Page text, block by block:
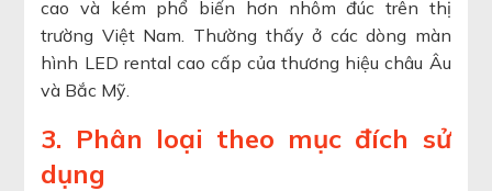
cao và kém phổ biến hơn nhôm đúc trên thị
trường Việt Nam. Thường thấy ở các dòng màn
hình LED rental cao cấp của thương hiệu châu Âu
và Bắc Mỹ.
3. Phân loại theo mục đích sử
dụng